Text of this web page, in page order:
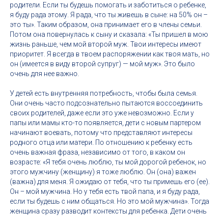
родители. Если ты будешь помогать и заботиться о ребенке,
я буду рада этому. Я рада, что ты живешь в сыне: на 50% он –
это ты». Таким образом, она принимает его в члены семьи.
Потом она повернулась к сыну и сказала: «Ты пришел в мою
жизнь раньше, чем мой второй муж. Твои интересы имеют
приоритет. Я всегда в твоем распоряжении как твоя мать, но
он (имеется в виду второй супруг) — мой муж». Это было
очень для нее важно.
У детей есть внутренняя потребность, чтобы была семья.
Они очень часто подсознательно пытаются воссоединить
своих родителей, даже если это уже невозможно. Если у
папы или мамы кто-то появляется, дети с новым партером
начинают воевать, потому что представляют интересы
родного отца или матери. По отношению к ребенку есть
очень важная фраза, независимо от того, в каком он
возрасте: «Я тебя очень люблю, ты мой дорогой ребенок, но
этого мужчину (женщину) я тоже люблю. Он (она) важен
(важна) для меня. Я ожидаю от тебя, что ты примешь его (ее).
Он – мой мужчина. Но у тебя есть твой папа, и я буду рада,
если ты будешь с ним общаться. Но это мой мужчина». Тогда
женщина сразу разводит контексты для ребенка. Дети очень